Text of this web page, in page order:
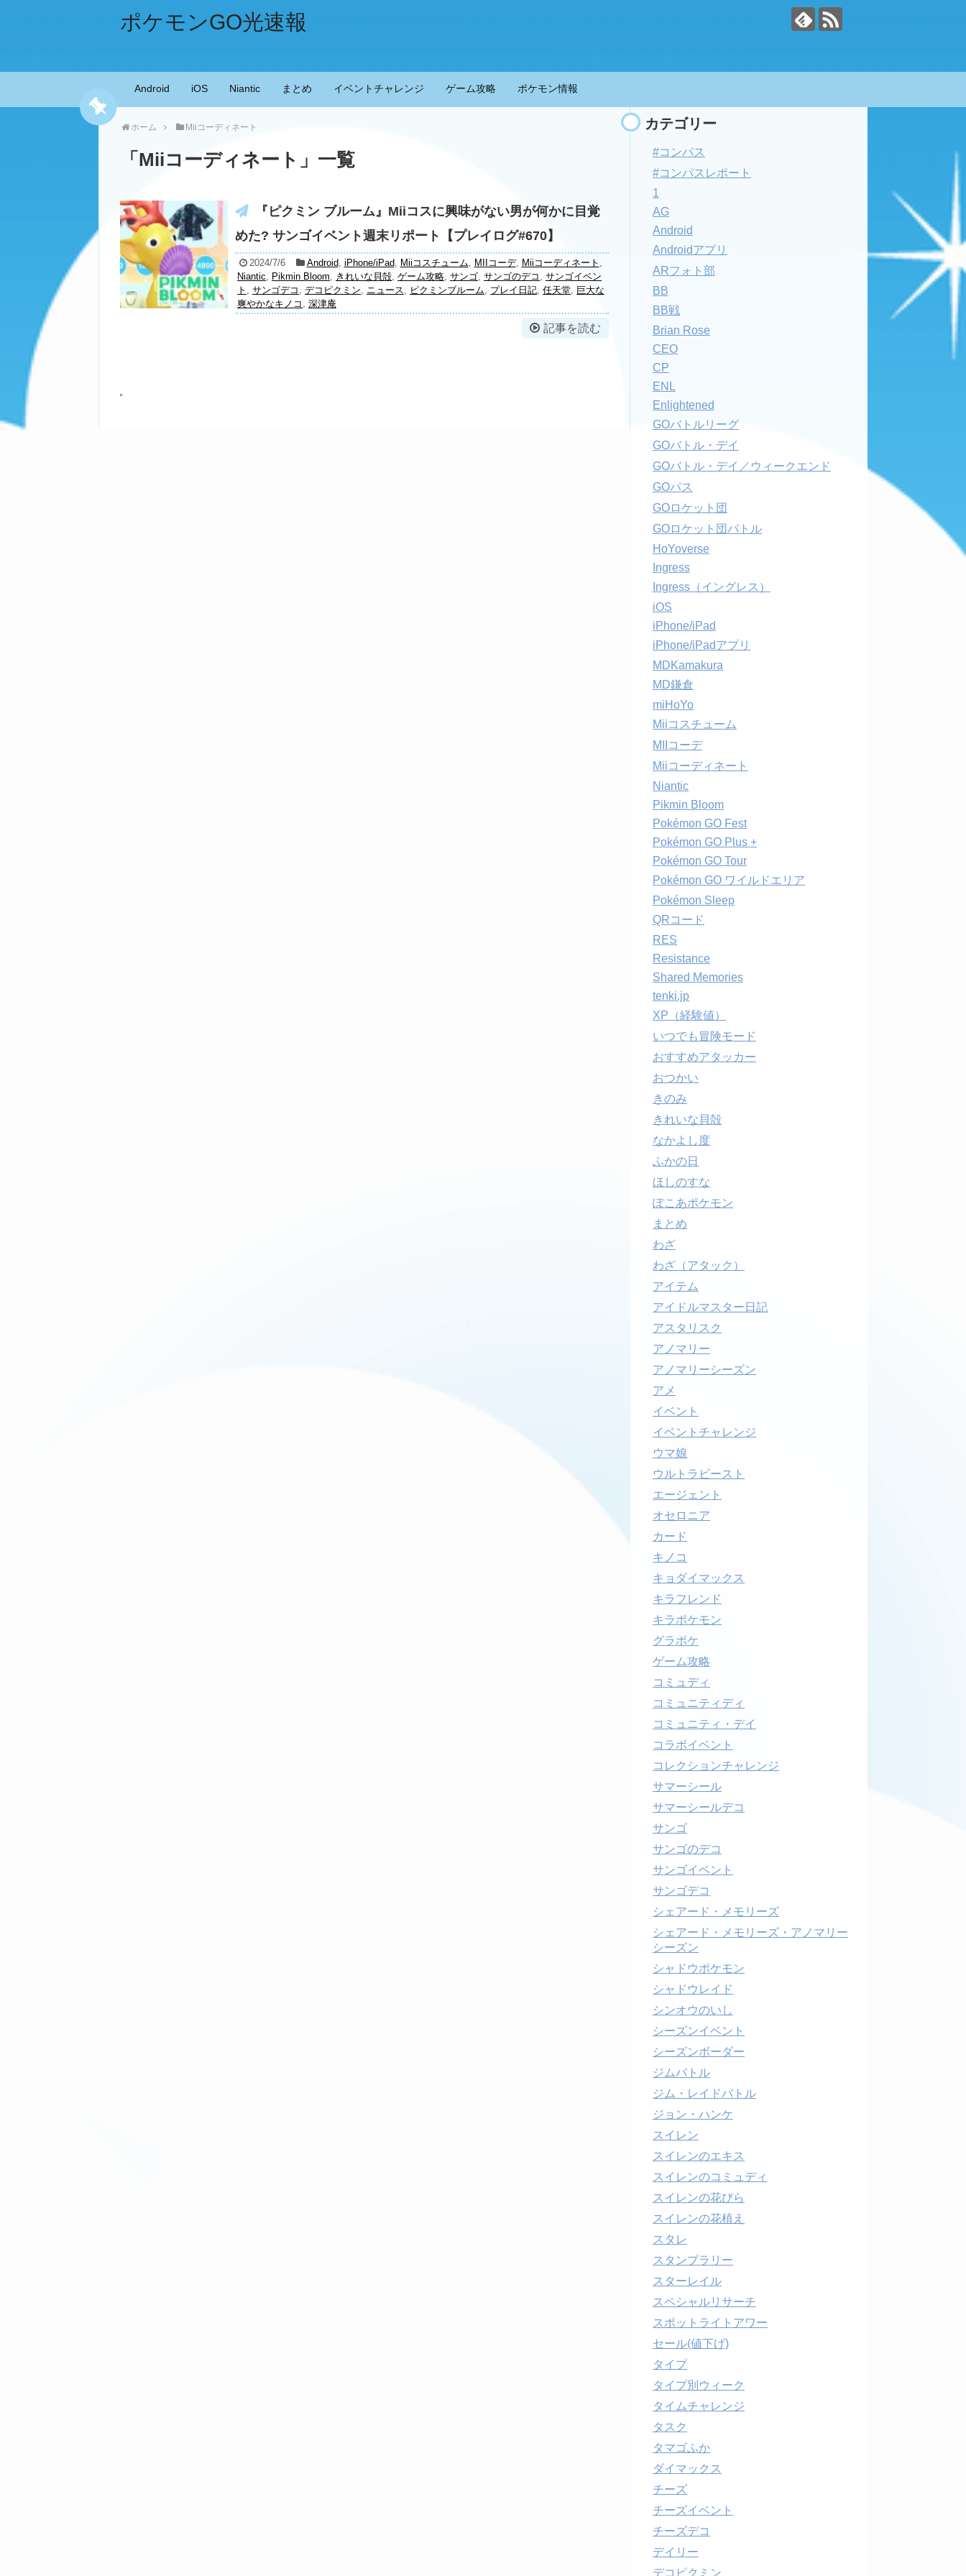
ポケモンGO光速報
Android iOS Niantic まとめ イベントチャレンジ ゲーム攻略 ポケモン情報
ホーム Miiコーディネート
「 Miiコーディネート 」 一覧
『ピクミン ブルーム』Miiコスに興味がない男が何かに目覚
めた? サンゴイベント週末リポート【プレイログ#670】
2024/7/6 Android, iPhone/iPad, Miiコスチューム, MIIコーデ, Miiコーディネート ,
Niantic, Pikmin Bloom, きれいな貝殻, ゲーム攻略, サンゴ, サンゴのデコ , サンゴイベン
ト , サンゴデコ , デコピクミン, ニュース, ピクミンブルーム, プレイ日記, 任天堂, 巨大な
爽やかなキノコ , 深津庵
記事を読む
カテゴリー
#コンパス
#コンパスレポート
1
AG
Android
Androidアプリ
ARフォト部
BB
BB戦
Brian Rose
CEO
CP
ENL
Enlightened
GOバトルリーグ
GOバトル・デイ
GOバトル・デイ／ウィークエンド
GOパス
GOロケット団
GOロケット団バトル
HoYoverse
Ingress
Ingress（イングレス）
iOS
iPhone/iPad
iPhone/iPadアプリ
MDKamakura
MD鎌倉
miHoYo
Miiコスチューム
MIIコーデ
Miiコーディネート
Niantic
Pikmin Bloom
Pokémon GO Fest
Pokémon GO Plus +
Pokémon GO Tour
Pokémon GO ワイルドエリア
Pokémon Sleep
QRコード
RES
Resistance
Shared Memories
tenki.jp
XP（経験値）
いつでも冒険モード
おすすめアタッカー
おつかい
きのみ
きれいな貝殻
なかよし度
ふかの日
ほしのすな
ぽこあポケモン
まとめ
わざ
わざ（アタック）
アイテム
アイドルマスター日記
アスタリスク
アノマリー
アノマリーシーズン
アメ
イベント
イベントチャレンジ
ウマ娘
ウルトラビースト
エージェント
オセロニア
カード
キノコ
キョダイマックス
キラフレンド
キラポケモン
グラポケ
ゲーム攻略
コミュディ
コミュニティディ
コミュニティ・デイ
コラボイベント
コレクションチャレンジ
サマーシール
サマーシールデコ
サンゴ
サンゴのデコ
サンゴイベント
サンゴデコ
シェアード・メモリーズ
シェアード・メモリーズ・アノマリー
シーズン
シャドウポケモン
シャドウレイド
シンオウのいし
シーズンイベント
シーズンボーダー
ジムバトル
ジム・レイドバトル
ジョン・ハンケ
スイレン
スイレンのエキス
スイレンのコミュディ
スイレンの花びら
スイレンの花植え
スタレ
スタンプラリー
スターレイル
スペシャルリサーチ
スポットライトアワー
セール(値下げ)
タイプ
タイプ別ウィーク
タイムチャレンジ
タスク
タマゴふか
ダイマックス
チーズ
チーズイベント
チーズデコ
デイリー
デコピクミン